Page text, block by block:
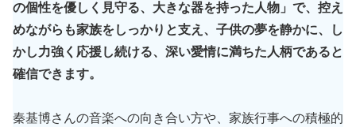
の個性を優しく見守る、大きな器を持った人物」で、控え
めながらも家族をしっかりと支え、子供の夢を静かに、し
かし力強く応援し続ける、深い愛情に満ちた人柄であると
確信できます。
秦基博さんの音楽への向き合い方や、家族行事への積極的